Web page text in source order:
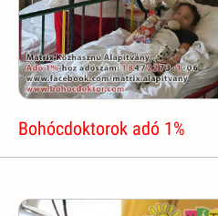
Bohócdoktorok adó 1%